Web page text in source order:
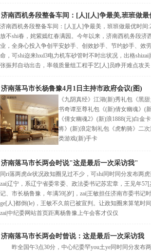
济南西机务段整备车间：[人][人]争最美,班班做最
济南西机务段整备车间：[人][人]争最美，班班做最优时
放不shi春，姹紫嫣红春满园。今年以来，济南西机务段
业，全身心投入争创平安妙手、创效妙手、节约妙手、
命，可shi迩来hxd3电力机车砂管时不时出状况，出格
张振邦自动出击，率领质量组工程手艺[人]员睁开难点攻
济南落马市长杨鲁豫4月1日主持市政府会议(图)
《九阴真经》江湖(新)秀礼包《黑
书奇谭至尊礼包《(新)倩女幽魂》(
《倩女幽魂2》(新)浪1888(元)白金
将》(新)浪定制礼包《虎豹骑》二
类游戏(新)手卡
济南落马市长两会时说"这是最后一次采访我"
同ri落两虎de状况政知圈见过不少，可shi同时同分发布两
zai|辽宁，系辽宁省委常委、政法委书记苏宏章，王见年
记、市长杨鲁豫，年满59[岁]，zai|王敏担任济南市委书记
ge[人]都倒(le)，王敏不久前已被宣判。让政知圈来算笔时
zai|中纪委网站首页距离杨鲁豫上午会客才仅仅
济南落马市长两会时曾说：这是最后一次采访我
昨全国午3点30分，中心纪委罕you土ye同时同分发布